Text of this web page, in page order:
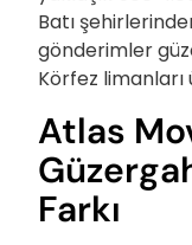
Batı
gönderimler
Körfez
Atlas
Farkı